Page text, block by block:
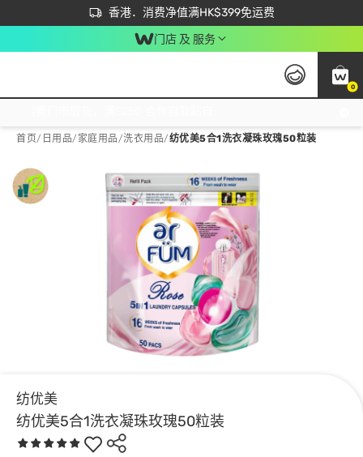
香港．消费净值满HK$399免运费
立即成为易赏钱会员尽享独家优惠
首次APP下单买满$450 输入 NEWAPP 即减$50
门店 及 服务
0
首页/ 日用品/ 家庭用品/洗衣用品/纺优美5合1洗衣凝珠玫瑰50粒装
纺优美
纺优美5合1洗衣凝珠玫瑰50粒装